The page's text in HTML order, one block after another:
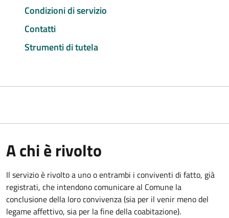
Condizioni di servizio
Contatti
Strumenti di tutela
A chi è rivolto
Il servizio è rivolto a uno o entrambi i conviventi di fatto, già
registrati, che intendono comunicare al Comune la
conclusione della loro convivenza (sia per il venir meno del
legame affettivo, sia per la fine della coabitazione).